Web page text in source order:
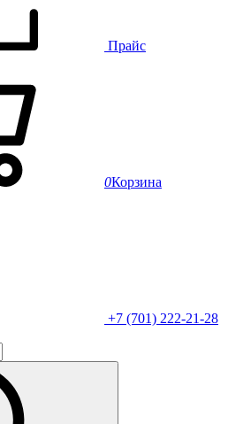
Прайс
0Корзина
+7 (701) 222-21-28